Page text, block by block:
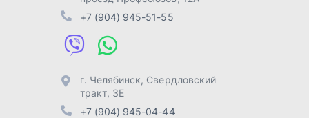
Отправить заявку
Разработка -